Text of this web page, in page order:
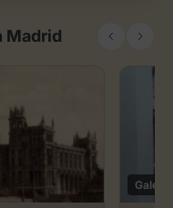
Madrid
Galería